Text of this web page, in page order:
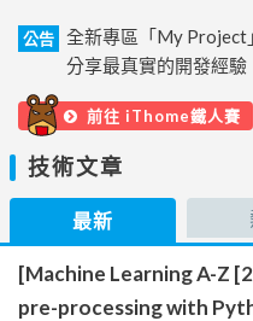
公告
全新專區「My Project
分享最真實的開發經驗
前往 iThome鐵人賽
技術文章
最新
[Machine Learning A-Z
pre-processing with